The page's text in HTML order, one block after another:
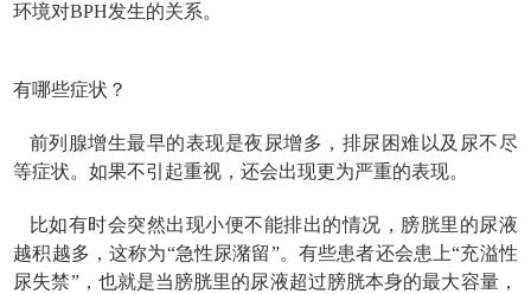
环境对BPH发生的关系。
有哪些症状？
前列腺增生最早的表现是夜尿增多，排尿困难以及尿不尽
等症状。如果不引起重视，还会出现更为严重的表现。
比如有时会突然出现小便不能排出的情况，膀胱里的尿液
越积越多，这称为“急性尿潴留”。有些患者还会患上“充溢性
尿失禁”，也就是当膀胱里的尿液超过膀胱本身的最大容量，